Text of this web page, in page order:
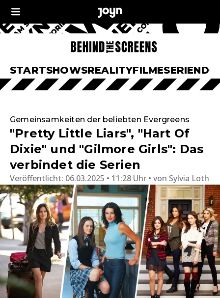
STARTSHOWSREALITYFILMESERIEN
Gemeinsamkeiten der beliebten Evergreens
"Pretty Little Liars", "Hart Of
Dixie" und "Gilmore Girls": Das
verbindet die Serien
Veröffentlicht: 06.03.2025 • 11:28 Uhr von Sylvia Loth